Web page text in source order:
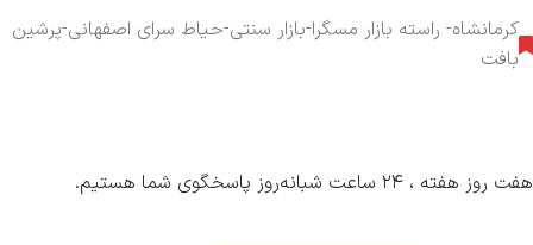
کرمانشاه- راسته بازار مسگرا-بازار سنتی-حیاط سرای اصفهانی-پرشین
بافت
هفت روز هفته ، ۲۴ ساعت شبانه‌روز پاسخگوی شما هستیم.